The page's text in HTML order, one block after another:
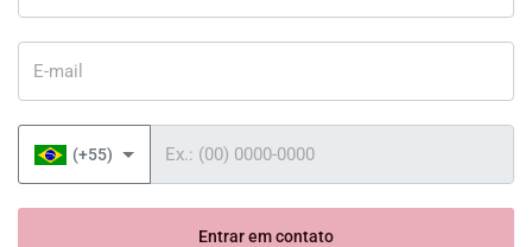
(+55)
Entrar em contato